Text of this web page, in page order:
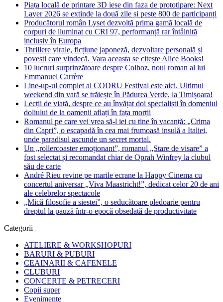
Piața locală de printare 3D iese din faza de prototipare: Next
Layer 2026 se extinde la două zile și peste 800 de participanți
Producătorul român Lyset dezvoltă prima gamă locală de
corpuri de iluminat cu CRI 97, performanță rar întâlnită
inclusiv în Europa
Thrillere virale, ficțiune japoneză, dezvoltare personală și
povești care vindecă. Vara aceasta se citește Alice Books!
10 lucruri surprinzătoare despre Colhoz, noul roman al lui
Emmanuel Carrère
Line-up-ul complet al CODRU Festival este aici. Ultimul
weekend din vară se trăiește în Pădurea Verde, la Timișoara!
Lecții de viață, despre ce au învățat doi specialiști în domeniul
doliului de la oamenii aflați în fața morții
Romanul pe care vei vrea să-l iei cu tine în vacanță: „Crima
din Capri”, o escapadă în cea mai frumoasă insulă a Italiei,
unde paradisul ascunde un secret mortal.
Un „rollercoaster emoționant”, romanul „Stare de visare” a
fost selectat și recomandat chiar de Oprah Winfrey la clubul
său de carte
André Rieu revine pe marile ecrane la Happy Cinema cu
concertul aniversar „Viva Maastricht!”, dedicat celor 20 de ani
ale celebrelor spectacole
„Mică filosofie a siestei”, o seducătoare pledoarie pentru
dreptul la pauză într-o epocă obsedată de productivitate
Categorii
ATELIERE & WORKSHOPURI
BARURI & PUBURI
CEAINARII & CAFENELE
CLUBURI
CONCERTE & PETRECERI
Copii super
Evenimente